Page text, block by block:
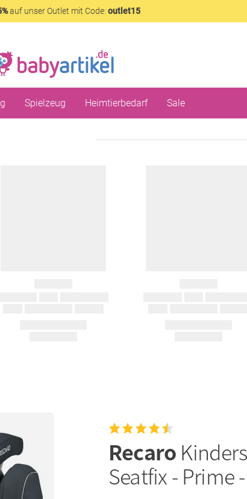
auf unser Outlet mit Code: outlet15
Spielzeug Heimtierbedarf Sale
Recaro
Seatfix - Prime